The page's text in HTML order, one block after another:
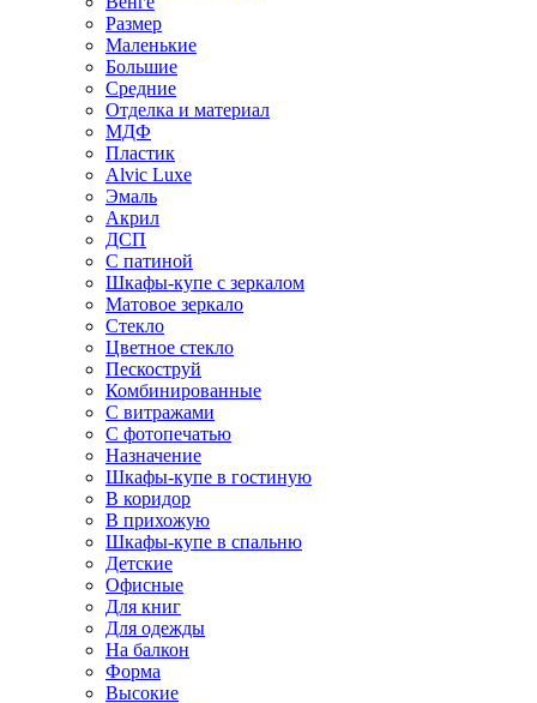
Размер
Маленькие
Большие
Средние
Отделка и материал
МДФ
Пластик
Alvic Luxe
Эмаль
Акрил
ДСП
С патиной
Шкафы-купе с зеркалом
Матовое зеркало
Стекло
Цветное стекло
Пескоструй
Комбинированные
С витражами
С фотопечатью
Назначение
Шкафы-купе в гостиную
В коридор
В прихожую
Шкафы-купе в спальню
Детские
Офисные
Для книг
Для одежды
На балкон
Форма
Высокие